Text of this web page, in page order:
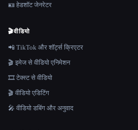
🪪 हेडशॉट जेनरेटर
🎬वीडियो
📲 TikTok और शॉर्ट्स क्रिएटर
🎬 इमेज से वीडियो एनिमेशन
🎞️ टेक्स्ट से वीडियो
🎬 वीडियो एडिटिंग
🎤 वीडियो डबिंग और अनुवाद